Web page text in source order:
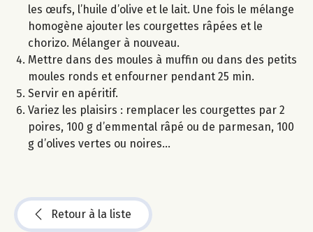
les œufs, l’huile d’olive et le lait. Une fois le mélange
homogène ajouter les courgettes râpées et le
chorizo. Mélanger à nouveau.
Mettre dans des moules à muffin ou dans des petits
moules ronds et enfourner pendant 25 min.
Servir en apéritif.
Variez les plaisirs : remplacer les courgettes par 2
poires, 100 g d’emmental râpé ou de parmesan, 100
g d’olives vertes ou noires…
Retour à la liste